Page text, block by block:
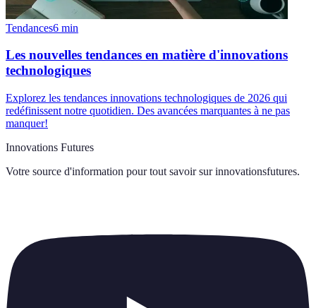
Tendances6 min
Les nouvelles tendances en matière d'innovations
technologiques
Explorez les tendances innovations technologiques de 2026 qui
redéfinissent notre quotidien. Des avancées marquantes à ne pas
manquer!
Innovations Futures
Votre source d'information pour tout savoir sur innovationsfutures.